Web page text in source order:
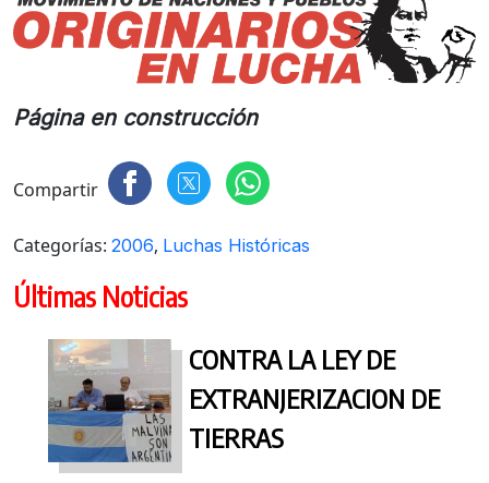
Página en construcción
Compartir
Categorías: 2006, Luchas Históricas
Últimas Noticias
CONTRA LA LEY DE
EXTRANJERIZACION DE
TIERRAS